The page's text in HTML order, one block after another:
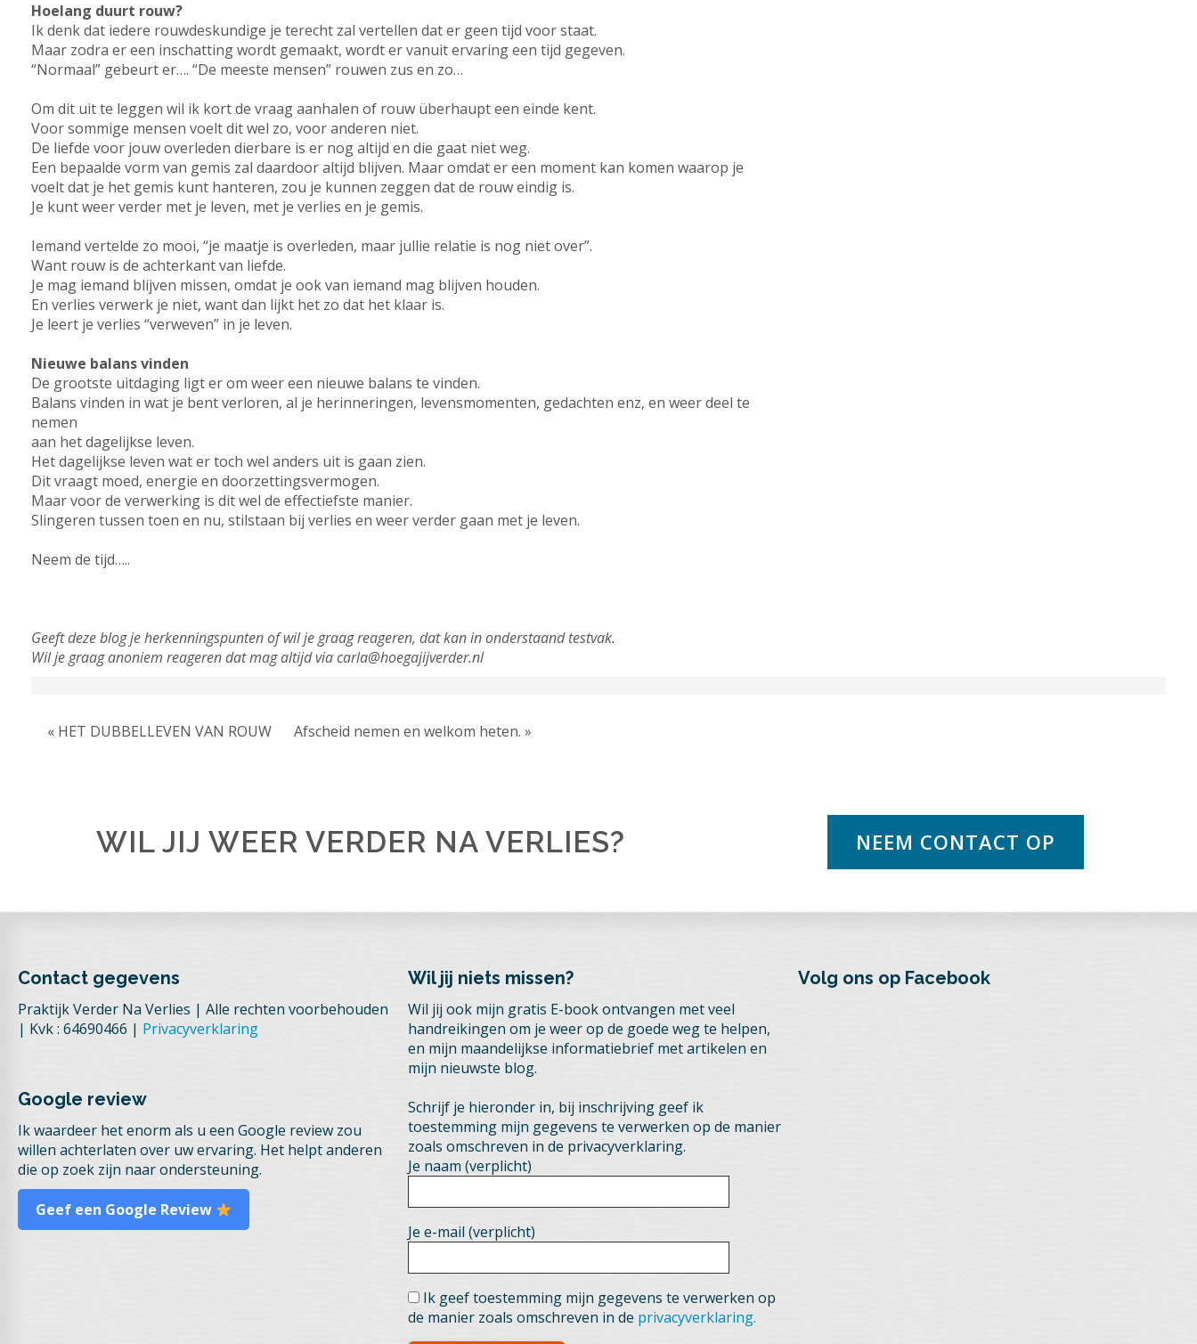
Hoelang duurt rouw?
Ik denk dat iedere rouwdeskundige je terecht zal vertellen dat er geen tijd voor staat.
Maar zodra er een inschatting wordt gemaakt, wordt er vanuit ervaring een tijd gegeven.
“Normaal” gebeurt er…. “De meeste mensen” rouwen zus en zo…
Om dit uit te leggen wil ik kort de vraag aanhalen of rouw überhaupt een einde kent.
Voor sommige mensen voelt dit wel zo, voor anderen niet.
De liefde voor jouw overleden dierbare is er nog altijd en die gaat niet weg.
Een bepaalde vorm van gemis zal daardoor altijd blijven. Maar omdat er een moment kan komen waarop je
voelt dat je het gemis kunt hanteren, zou je kunnen zeggen dat de rouw eindig is.
Je kunt weer verder met je leven, met je verlies en je gemis.
Iemand vertelde zo mooi, “je maatje is overleden, maar jullie relatie is nog niet over”.
Want rouw is de achterkant van liefde.
Je mag iemand blijven missen, omdat je ook van iemand mag blijven houden.
En verlies verwerk je niet, want dan lijkt het zo dat het klaar is.
Je leert je verlies “verweven” in je leven.
Nieuwe balans vinden
De grootste uitdaging ligt er om weer een nieuwe balans te vinden.
Balans vinden in wat je bent verloren, al je herinneringen, levensmomenten, gedachten enz, en weer deel te
nemen
aan het dagelijkse leven.
Het dagelijkse leven wat er toch wel anders uit is gaan zien.
Dit vraagt moed, energie en doorzettingsvermogen.
Maar voor de verwerking is dit wel de effectiefste manier.
Slingeren tussen toen en nu, stilstaan bij verlies en weer verder gaan met je leven.
Neem de tijd…..
Geeft deze blog je herkenningspunten of wil je graag reageren, dat kan in onderstaand testvak.
Wil je graag anoniem reageren dat mag altijd viacarla@hoegajijverder.nl
« HET DUBBELLEVEN VAN ROUW Afscheid nemen en welkom heten. »
WIL JIJ WEER VERDER NA VERLIES? NEEM CONTACT OP
Contact gegevens
Praktijk Verder Na Verlies | Alle rechten voorbehouden
| Kvk : 64690466 | Privacyverklaring
Google review
Ik waardeer het enorm als u een Google review zou
willen achterlaten over uw ervaring. Het helpt anderen
die op zoek zijn naar ondersteuning.
Geef een Google Review
Wil jij niets missen?
Wil jij ook mijn gratis E-book ontvangen met veel
handreikingen om je weer op de goede weg te helpen,
en mijn maandelijkse informatiebrief met artikelen en
mijn nieuwste blog.
Schrijf je hieronder in, bij inschrijving geef ik
toestemming mijn gegevens te verwerken op de manier
zoals omschreven in de privacyverklaring.
Je naam (verplicht)
Je e-mail (verplicht)
Ik geef toestemming mijn gegevens te verwerken op
de manier zoals omschreven in de privacyverklaring.
Volg ons op Facebook